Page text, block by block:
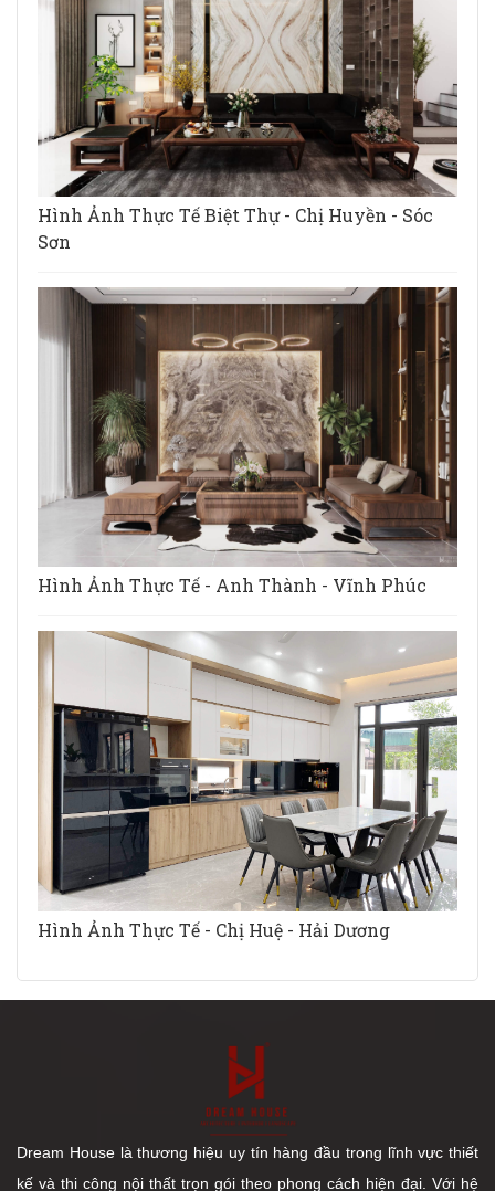
Hình Ảnh Thực Tế Biệt Thự - Chị Huyền - Sóc
Sơn
Hình Ảnh Thực Tế - Anh Thành - Vĩnh Phúc
Hình Ảnh Thực Tế - Chị Huệ - Hải Dương
Dream House là thương hiệu uy tín hàng đầu trong lĩnh vực thiết
kế và thi công nội thất trọn gói theo phong cách hiện đại. Với hệ